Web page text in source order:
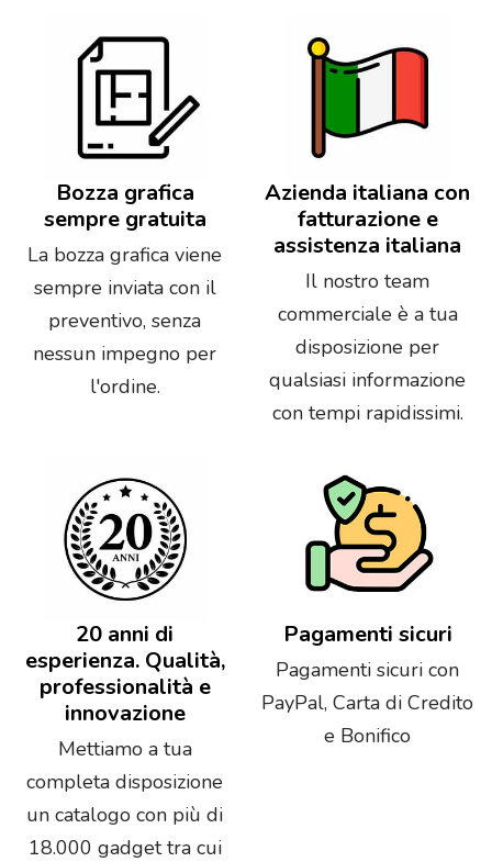
Bozza grafica
sempre gratuita
La bozza grafica viene
sempre inviata con il
preventivo, senza
nessun impegno per
l'ordine.
Azienda italiana con
fatturazione e
assistenza italiana
Il nostro team
commerciale è a tua
disposizione per
qualsiasi informazione
con tempi rapidissimi.
20 anni di
esperienza. Qualità,
professionalità e
innovazione
Mettiamo a tua
completa disposizione
un catalogo con più di
18.000 gadget tra cui
Pagamenti sicuri
Pagamenti sicuri con
PayPal, Carta di Credito
e Bonifico